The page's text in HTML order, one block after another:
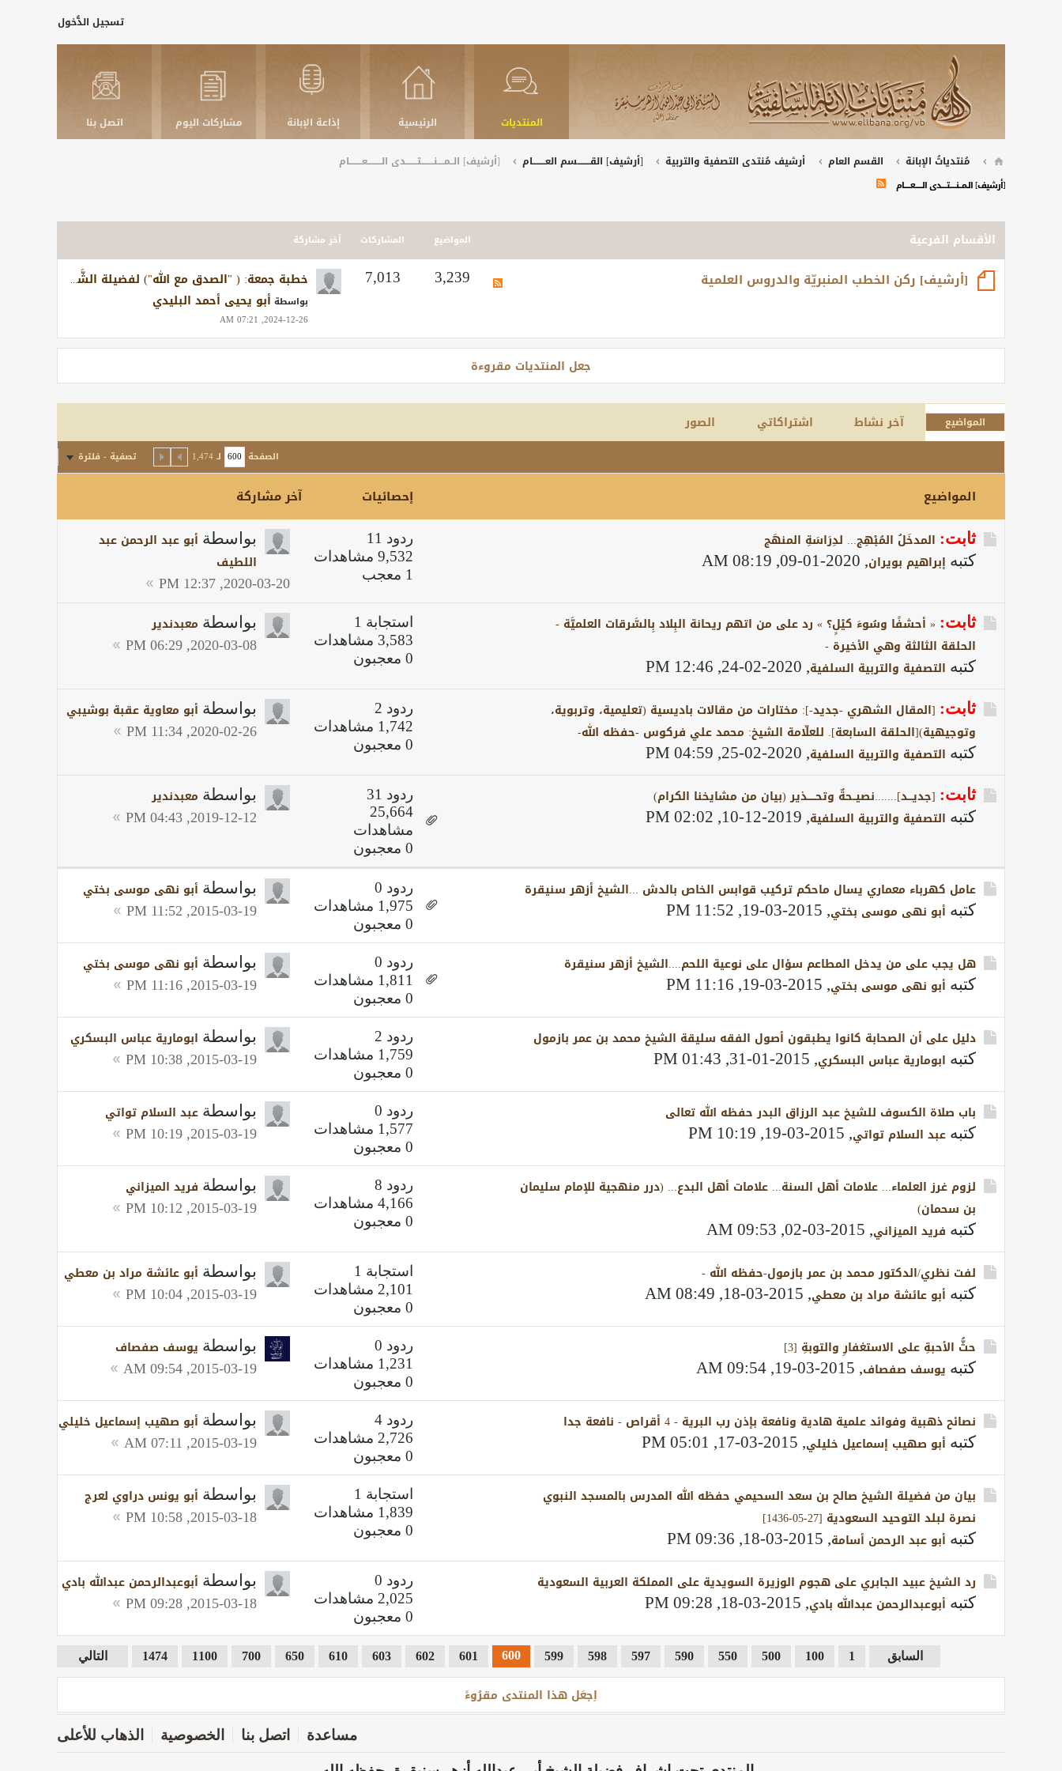
تسجيل الدُّخول
المنتديات الرئيسية إذاعة الإبانة مشاركات اليوم اتصل بنا
مُنتدياتُ الإبانة القسم العام أرشيف مُنتدى التصفية والتربية [أرشيف] القــــــــسم العــــــــام [أرشيف] الــمــــنــــــــتـــــــدى الـــــــــعــــــــام
[أرشيف] الــمــــنــــــــتـــــــدى الـــــــــعــــــــام
الأقسام الفرعية المواضيع المشاركات آخر مشاركة
[أرشيف] ركن الخطب المنبريّة والدروس العلمية 3,239
7,013
خطبة جمعة: ( "الصدق مع الله") لفضيلة الشَّيخ أبي عبد الله أزهر سنيقرة-حفظه الله - 20 من شعبان 1437 هجرية
بواسطة أبو يحيى أحمد البليدي
2024-12-26, 07:21 AM
جعل المنتديات مقروءة
المواضيع آخر نشاط اشتراكاتي الصور
الصفحة لـ1,474 تصفية - فلترة
المواضيع إحصائيات آخر مشاركة
ثابت: المدخَلُ المُبْهِج... لدِرَاسَةِ المنهَج
كتبه إبراهيم بويران,
2020-01-09, 08:19 AM
ردود 11
9,532 مشاهدات
1 معجب
بواسطة أبو عبد الرحمن عبد
اللطيف
2020-03-20, 12:37 PM
ثابت: « أحشفًا وسُوءَ كيْلٍ؟ » رد على من اتهم ريحانة البِلاد بِالسَّرقات العلميَّة -
الحلقة الثالثة وهي الأخيرة -
كتبه التصفية والتربية السلفية,
2020-02-24, 12:46 PM
استجابة 1
3,583 مشاهدات
0 معجبون
بواسطة معبدندير
2020-03-08, 06:29 PM
ثابت: [المقال الشهري -جديد-]: مختارات من مقالات باديسية (تعليمية، وتربوية،
وتوجيهية)[الحلقة السابعة]. للعلّامة الشيخ: محمد علي فركوس -حفظه الله-
كتبه التصفية والتربية السلفية,
2020-02-25, 04:59 PM
ردود 2
1,742 مشاهدات
0 معجبون
بواسطة أبو معاوية عقبة بوشيبي
2020-02-26, 11:34 PM
ثابت: [جديـــد].......نصيــحةٌ وتحـــــذير (بيان من مشايخنا الكرام)
كتبه التصفية والتربية السلفية,
2019-12-10, 02:02 PM
ردود 31
25,664
مشاهدات
0 معجبون
بواسطة معبدندير
2019-12-12, 04:43 PM
عامل كهرباء معماري يسال ماحكم تركيب قوابس الخاص بالدش ...الشيخ أزهر سنيقرة
كتبه أبو نهى موسى بختي,
2015-03-19, 11:52 PM
ردود 0
1,975 مشاهدات
0 معجبون
بواسطة أبو نهى موسى بختي
2015-03-19, 11:52 PM
هل يجب على من يدخل المطاعم سؤال على نوعية اللحم....الشيخ أزهر سنيقرة
كتبه أبو نهى موسى بختي,
2015-03-19, 11:16 PM
ردود 0
1,811 مشاهدات
0 معجبون
بواسطة أبو نهى موسى بختي
2015-03-19, 11:16 PM
دليل على أن الصحابة كانوا يطبقون أصول الفقه سليقة الشيخ محمد بن عمر بازمول
كتبه ابومارية عباس البسكري,
2015-01-31, 01:43 PM
ردود 2
1,759 مشاهدات
0 معجبون
بواسطة ابومارية عباس البسكري
2015-03-19, 10:38 PM
باب صلاة الكسوف للشيخ عبد الرزاق البدر حفظه الله تعالى
كتبه عبد السلام تواتي,
2015-03-19, 10:19 PM
ردود 0
1,577 مشاهدات
0 معجبون
بواسطة عبد السلام تواتي
2015-03-19, 10:19 PM
لزوم غرز العلماء... علامات أهل السنة... علامات أهل البدع... (درر منهجية للإمام سليمان
بن سحمان)
كتبه فريد الميزاني,
2015-03-02, 09:53 AM
ردود 8
4,166 مشاهدات
0 معجبون
بواسطة فريد الميزاني
2015-03-19, 10:12 PM
لفت نظري/الدكتور محمد بن عمر بازمول-حفظه الله -
كتبه أبو عائشة مراد بن معطي,
2015-03-18, 08:49 AM
استجابة 1
2,101 مشاهدات
0 معجبون
بواسطة أبو عائشة مراد بن معطي
2015-03-19, 10:04 PM
حثُّ الأحبةِ على الاستغفارِ والتوبةِ [3]
كتبه يوسف صفصاف,
2015-03-19, 09:54 AM
ردود 0
1,231 مشاهدات
0 معجبون
بواسطة يوسف صفصاف
2015-03-19, 09:54 AM
نصائح ذهبية وفوائد علمية هادية ونافعة بإذن رب البرية - 4 أقراص - نافعة جدا
كتبه أبو صهيب إسماعيل خليلي,
2015-03-17, 05:01 PM
ردود 4
2,726 مشاهدات
0 معجبون
بواسطة أبو صهيب إسماعيل خليلي
2015-03-19, 07:11 AM
بيان من فضيلة الشيخ صالح بن سعد السحيمي حفظه الله المدرس بالمسجد النبوي
نصرة لبلد التوحيد السعودية [27-05-1436]
كتبه أبو عبد الرحمن أسامة,
2015-03-18, 09:36 PM
استجابة 1
1,839 مشاهدات
0 معجبون
بواسطة أبو يونس دراوي لعرج
2015-03-18, 10:58 PM
رد الشيخ عبيد الجابري على هجوم الوزيرة السويدية على المملكة العربية السعودية
كتبه أبوعبدالرحمن عبدالله بادي,
2015-03-18, 09:28 PM
ردود 0
2,025 مشاهدات
0 معجبون
بواسطة أبوعبدالرحمن عبدالله بادي
2015-03-18, 09:28 PM
السابق 1
100
500
550
590
597
598
599
600
601
602
603
610
650
700
1100
1474 التالي
اِجعَل هذا المنتدى مقرُوءً
مساعدة اتصل بنا الخصوصية الذهاب للأعلى